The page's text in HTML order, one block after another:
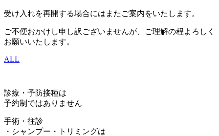
受け入れを再開する場合にはまたご案内をいたします。
ご不便おかけし申し訳ございませんが、ご理解の程よろしく
お願いいたします。
ALL
診療・予防接種は
予約制ではありません
手術・往診
・シャンプー・トリミングは